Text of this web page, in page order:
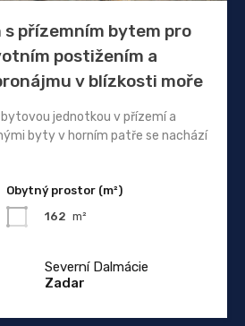
s přízemním bytem pro
postižením a
v blízkosti moře
jednotkou v přízemí a
byty v horním patře se nachází
Obytný prostor (m²)
162 m²
Severní Dalmácie
Zadar